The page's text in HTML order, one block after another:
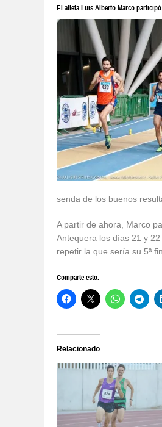
El atleta Luis Alberto Marco
senda de los buenos
A partir de ahora, Marco
Antequera los días 21 y
repetir la que sería su 5ª
Comparte esto:
Relacionado